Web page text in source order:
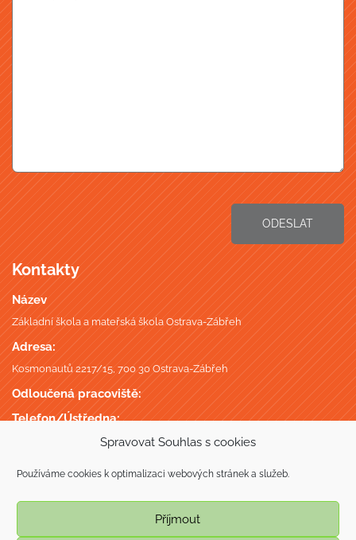
Spravovat Souhlas s cookies
Používáme cookies k optimalizaci webových stránek a služeb.
Příjmout
ODESLAT
Kontakty
Název
Základní škola a mateřská škola Ostrava-Zábřeh
Adresa:
Kosmonautů 2217/15, 700 30 Ostrava-Zábřeh
Odloučená pracoviště:
Telefon/Ústředna:
70944687, CZ70944687,